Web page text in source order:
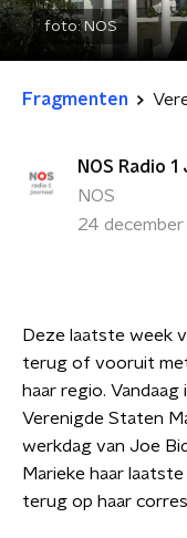
foto:NOS
Fragmenten
NOS Radio 1
NOS
24
Deze laatste week
terug of vooruit
haar regio.
Verenigde Staten
werkdag van Joe
Marieke haar
terug op haar